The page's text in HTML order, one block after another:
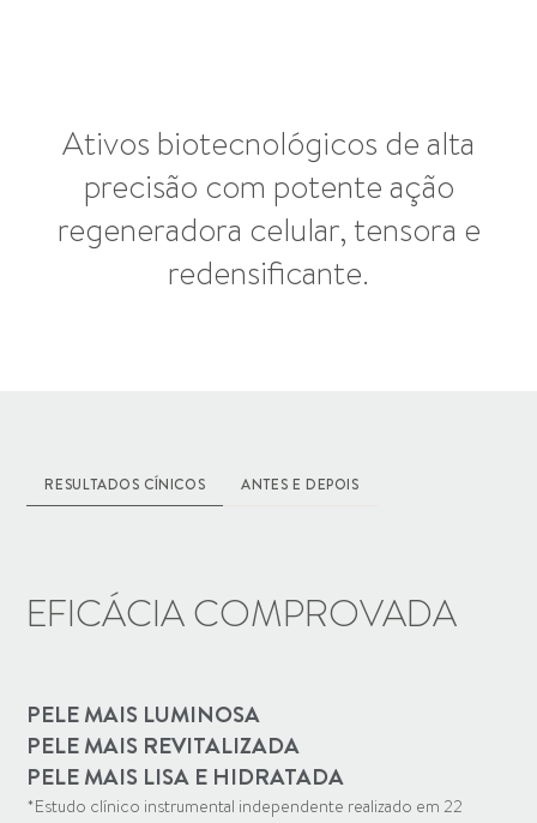
Ativos biotecnológicos de alta
precisão com potente ação
regeneradora celular, tensora e
redensificante.
RESULTADOS CÍNICOS ANTES E DEPOIS
EFICÁCIA COMPROVADA
PELE MAIS LUMINOSA
PELE MAIS REVITALIZADA
PELE MAIS LISA E HIDRATADA
*Estudo clínico instrumental independente realizado em 22
DIA 0